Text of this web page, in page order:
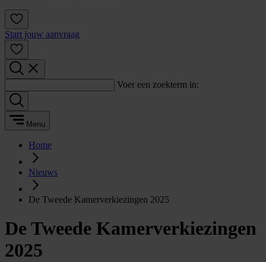
Start jouw aanvraag
Voer een zoekterm in:
Menu
Home
Nieuws
De Tweede Kamerverkiezingen 2025
De Tweede Kamerverkiezingen
2025